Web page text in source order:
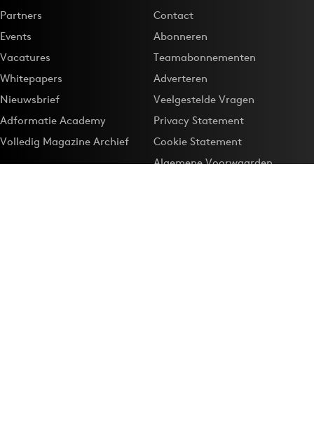
Partners
Events
Vacatures
Whitepapers
Nieuwsbrief
Adformatie Academy
Volledig Magazine Archief
Contact
Abonneren
Teamabonnementen
Adverteren
Veelgestelde Vragen
Privacy Statement
Cookie Statement
Algemene Voorwaarden